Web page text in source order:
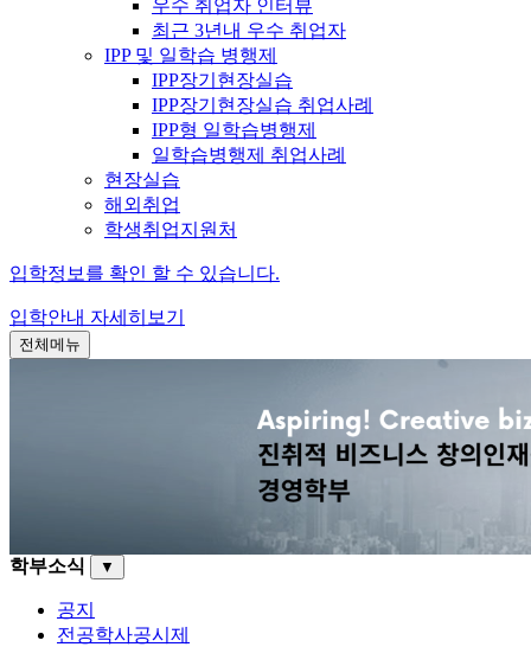
우수 취업자 인터뷰
최근 3년내 우수 취업자
IPP 및 일학습 병행제
IPP장기현장실습
IPP장기현장실습 취업사례
IPP형 일학습병행제
일학습병행제 취업사례
현장실습
해외취업
학생취업지원처
입학정보를 확인 할 수 있습니다.
입학안내 자세히보기
전체메뉴
학부소식 ▼
공지
전공학사공시제